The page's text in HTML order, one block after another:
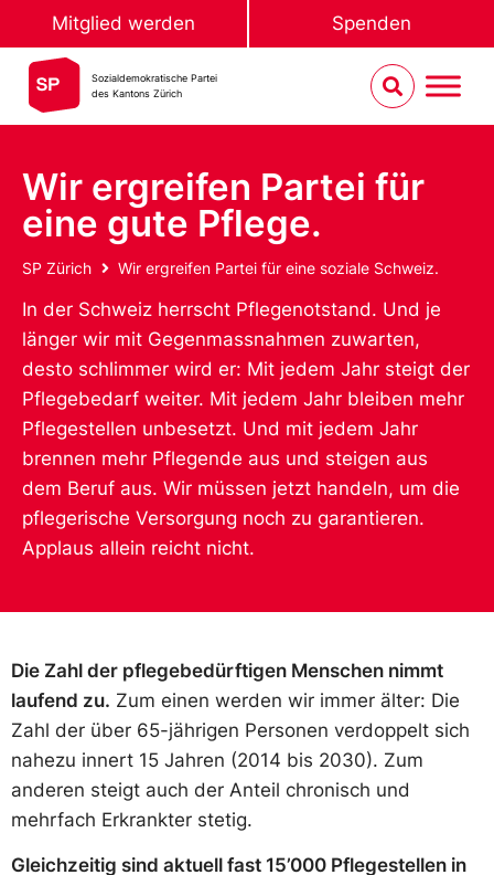
Mitglied werden Spenden
Sozialdemokratische Partei
des Kantons Zürich
Wir ergreifen Partei für
eine gute Pflege.
SP Zürich Wir ergreifen Partei für eine soziale Schweiz.
In der Schweiz herrscht Pflegenotstand. Und je
länger wir mit Gegenmassnahmen zuwarten,
desto schlimmer wird er: Mit jedem Jahr steigt der
Pflegebedarf weiter. Mit jedem Jahr bleiben mehr
Pflegestellen unbesetzt. Und mit jedem Jahr
brennen mehr Pflegende aus und steigen aus
dem Beruf aus. Wir müssen jetzt handeln, um die
pflegerische Versorgung noch zu garantieren.
Applaus allein reicht nicht.
Die Zahl der pflegebedürftigen Menschen nimmt
laufend zu. Zum einen werden wir immer älter: Die
Zahl der über 65-jährigen Personen verdoppelt sich
nahezu innert 15 Jahren (2014 bis 2030). Zum
anderen steigt auch der Anteil chronisch und
mehrfach Erkrankter stetig.
Gleichzeitig sind aktuell fast 15’000 Pflegestellen in